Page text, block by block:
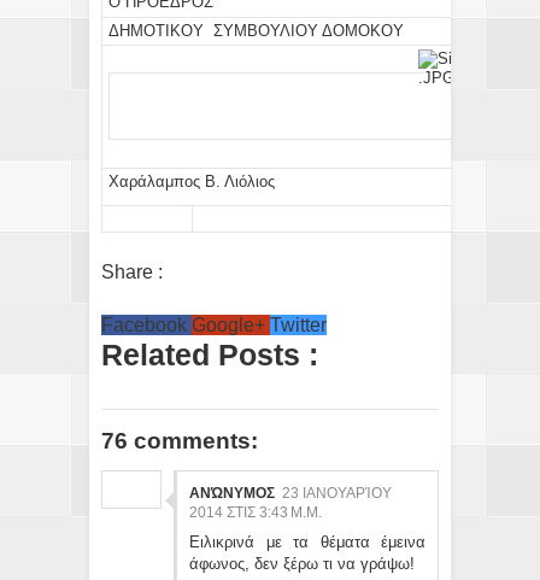
ΔΗΜΟΤΙΚΟΥ ΣΥΜΒΟΥΛΙΟΥ ΔΟΜΟΚΟΥ
Χαράλαμπος Β. Λιόλιος
Share :
Facebook Google+ Twitter
Related Posts :
76 comments:
ΑΝΏΝΥΜΟΣ 23 ΙΑΝΟΥΑΡΊΟΥ
2014 ΣΤΙΣ 3:43 Μ.Μ.
Ειλικρινά με τα θέματα έμεινα
άφωνος, δεν ξέρω τι να γράψω!